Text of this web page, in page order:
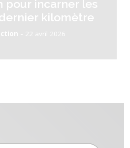
pour incarner les
kilomètre
- 22 avril 2026